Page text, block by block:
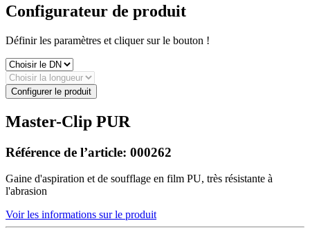
Configurateur de produit
Définir les paramètres et cliquer sur le bouton !
Configurer le produit
Master-Clip PUR
Référence de l’article: 000262
Gaine d'aspiration et de soufflage en film PU, très résistante à
l'abrasion
Voir les informations sur le produit